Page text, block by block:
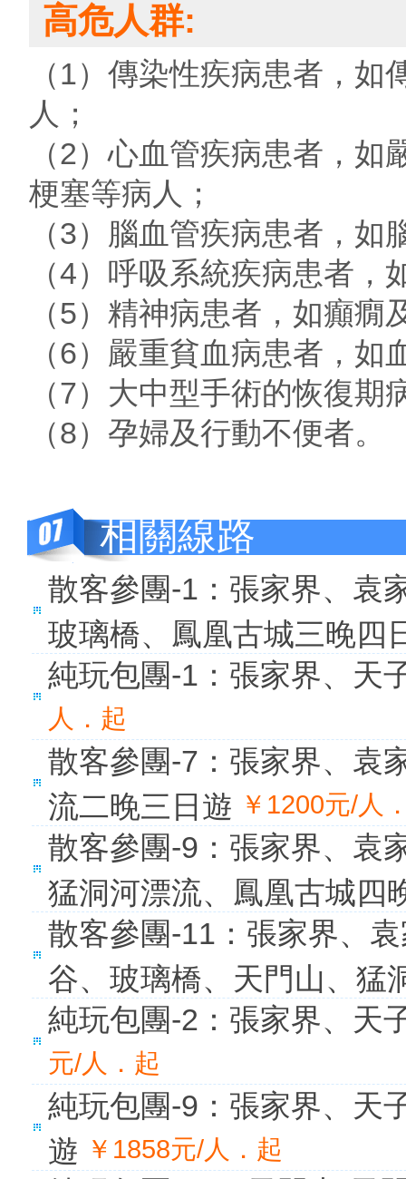
高危人群:
（1）傳染性疾病患者，
人；
（2）心血管疾病患者，
梗塞等病人；
（3）腦血管疾病患者，
（4）呼吸系統疾病患者
（5）精神病患者，如癲癇
（6）嚴重貧血病患者，
（7）大中型手術的恢復期
（8）孕婦及行動不便者。
相關線路
散客參團-1：張家界、袁
玻璃橋、鳳凰古城三晚四
純玩包團-1：張家界、天
人．起
散客參團-7：張家界、袁
流二晚三日遊 ￥1200元/人
散客參團-9：張家界、袁
猛洞河漂流、鳳凰古城四
散客參團-11：張家界、
谷、玻璃橋、天門山、猛
純玩包團-2：張家界、天
元/人．起
純玩包團-9：張家界、天
遊 ￥1858元/人．起